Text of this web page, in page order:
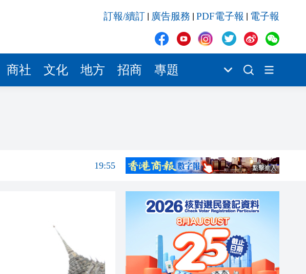
訂報/續訂 廣告服務 PDF電子報 電子報
商社 文化 地方 招商 專題
19:47
19:28
19:55
18:50